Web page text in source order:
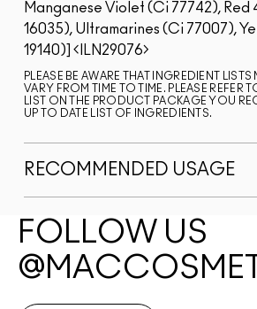
Manganese Violet (Ci 77742), Red
16035), Ultramarines (Ci 77007),
19140)]
ILN29076
PLEASE BE AWARE THAT INGREDIENT
VARY FROM TIME TO TIME. PLEASE REFER
LIST ON THE PRODUCT PACKAGE YOU
UP TO DATE LIST OF INGREDIENTS.
RECOMMENDED USAGE